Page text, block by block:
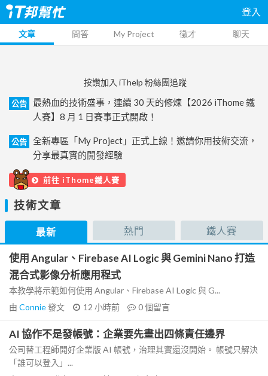
登入
文章 問答 My Project 徵才 聊天
按讚加入 iThelp 粉絲團追蹤
公告
最熱血的技術盛事，連續 30 天的修煉【2026 iThome 鐵
人賽】8 月 1 日賽事正式開啟！
公告
全新專區「My Project」正式上線！邀請你用技術交流，
分享最真實的開發經驗
前往 iThome鐵人賽
技術文章
最新 熱門 鐵人賽
使用 Angular、Firebase AI Logic 與 Gemini Nano 打造
混合式影像分析應用程式
本教學將示範如何使用 Angular、Firebase AI Logic 與 G...
由 Connie發文 12 小時前 0個留言
AI 協作不是發帳號：企業要先畫出四條責任邊界
公司替工程師開好企業版 AI 帳號，治理其實還沒開始。 帳號只解決
「誰可以登入」...